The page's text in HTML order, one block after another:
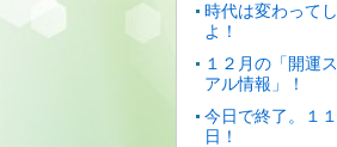
時代は変わって
よ！
１２月の「開運
アル情報」！
今日で終了。１
日！